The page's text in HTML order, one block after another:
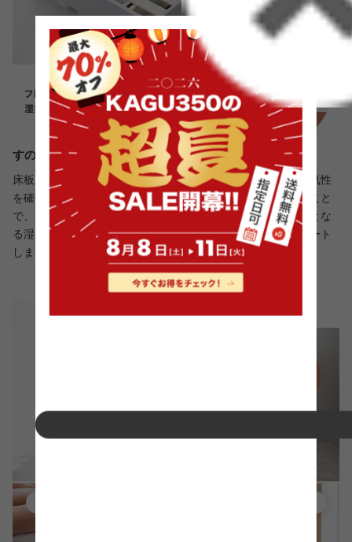
すのこの床板で通気性向上、一年中快適に
床板にはすのこを採用し、湿気がこもりやすいマット下の通気性
を確保。さらに、フレームを床から少し浮かせた設計にすること
で、通気性をより向上させました。これにより、カビの原因とな
る湿気を逃がし、季節を問わず快適で爽やかな寝心地をサポート
します。